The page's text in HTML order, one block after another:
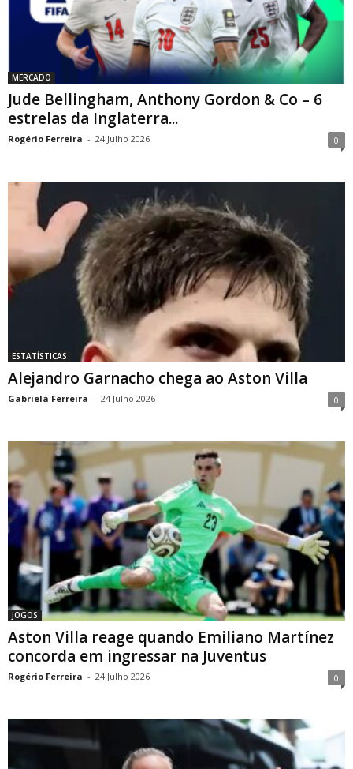
MERCADO
Jude Bellingham, Anthony Gordon & Co – 6
estrelas da Inglaterra...
Rogério Ferreira - 24 Julho 2026 0
ESTATÍSTICAS
Alejandro Garnacho chega ao Aston Villa
Gabriela Ferreira - 24 Julho 2026 0
JOGOS
Aston Villa reage quando Emiliano Martínez
concorda em ingressar na Juventus
Rogério Ferreira - 24 Julho 2026 0